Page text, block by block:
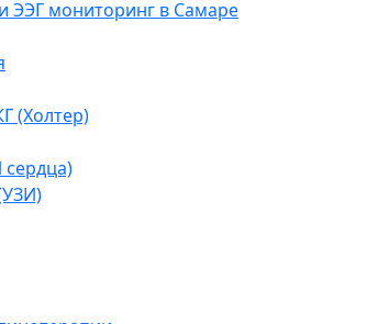
ЭЭГ мониторинг в Самаре
(Холтер)